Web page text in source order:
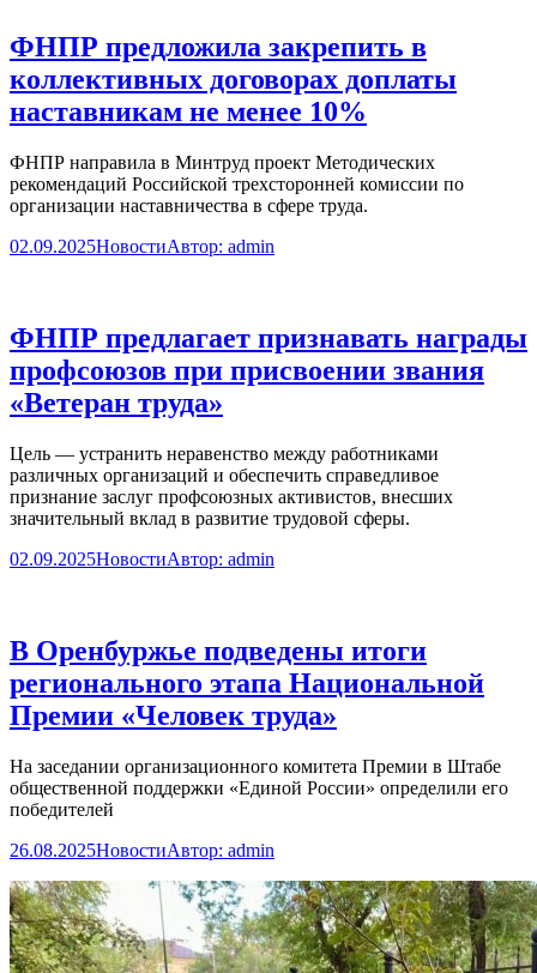
ФНПР предложила закрепить в
коллективных договорах доплаты
наставникам не менее 10%
ФНПР направила в Минтруд проект Методических
рекомендаций Российской трехсторонней комиссии по
организации наставничества в сфере труда.
02.09.2025НовостиАвтор: admin
ФНПР предлагает признавать награды
профсоюзов при присвоении звания
«Ветеран труда»
Цель — устранить неравенство между работниками
различных организаций и обеспечить справедливое
признание заслуг профсоюзных активистов, внесших
значительный вклад в развитие трудовой сферы.
02.09.2025НовостиАвтор: admin
В Оренбуржье подведены итоги
регионального этапа Национальной
Премии «Человек труда»
На заседании организационного комитета Премии в Штабе
общественной поддержки «Единой России» определили его
победителей
26.08.2025НовостиАвтор: admin